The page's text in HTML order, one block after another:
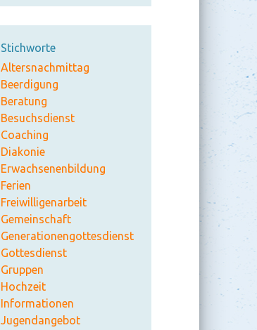
Stichworte
Altersnachmittag
Beerdigung
Beratung
Besuchsdienst
Coaching
Diakonie
Erwachsenenbildung
Ferien
Freiwilligenarbeit
Gemeinschaft
Generationengottesdienst
Gottesdienst
Gruppen
Hochzeit
Informationen
Jugendangebot